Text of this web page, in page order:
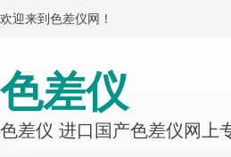
欢迎来到色差仪网！
色差仪
色差仪 进口国产色差仪网上